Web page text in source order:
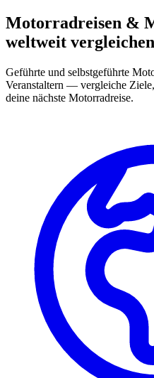
Motorradreisen &
weltweit vergleichen
Geführte und selbstgeführte
Veranstaltern — vergleiche
deine nächste Motorradreise.